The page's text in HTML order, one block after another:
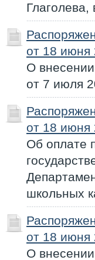
Глаголева,
от 18 июня
О
от 7 июля
от 18 июня
Об оплате
школьных
от 18 июня
О